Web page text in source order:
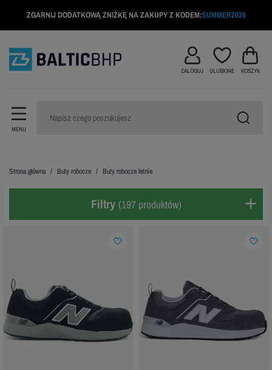
ZGARNIJ DODATKOWĄ ZNIŻKĘ NA ZAKUPY Z KODEM:SUMMER2026
MENU
ZALOGUJ ULUBIONE KOSZYK
Strona główna Buty robocze Buty robocze letnie
Filtry (197 produktów)
favorite_border favorite_border